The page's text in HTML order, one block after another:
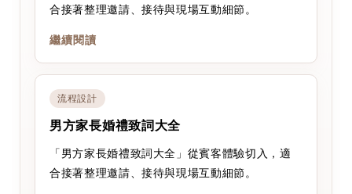
合接著整理邀請、接待與現場互動細節。
繼續閱讀
流程設計
男方家長婚禮致詞大全
「男方家長婚禮致詞大全」從賓客體驗切入，適
合接著整理邀請、接待與現場互動細節。